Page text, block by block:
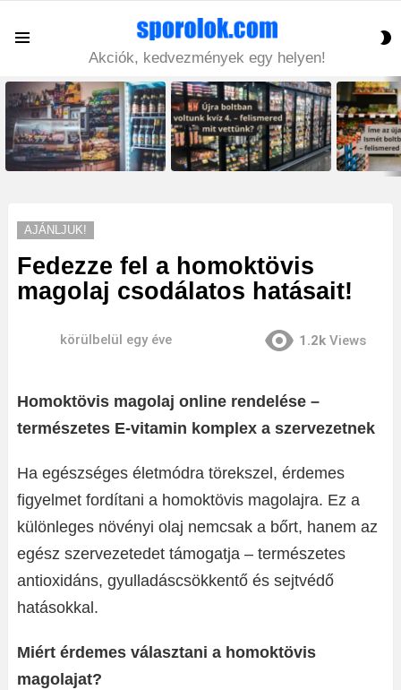
Akciók, kedvezmények egy helyen!
LATEST
STORIES
AJÁNLJUK!
Fedezze fel a homoktövis
magolaj csodálatos hatásait!
körülbelül egy éve 1.2k Views
Homoktövis magolaj online rendelése –
természetes E-vitamin komplex a szervezetnek
Ha egészséges életmódra törekszel, érdemes
figyelmet fordítani a homoktövis magolajra. Ez a
különleges növényi olaj nemcsak a bőrt, hanem az
egész szervezetedet támogatja – természetes
antioxidáns, gyulladáscsökkentő és sejtvédő
hatásokkal.
Miért érdemes választani a homoktövis
magolajat?